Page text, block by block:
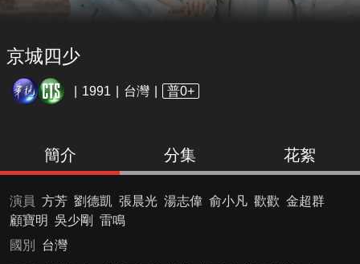
京城四少
1991 台灣 普0+
簡介 分集 花絮
演員 方芳 劉德凱 張晨光 湯志偉 俞小凡 歡歡 金超群
顧寶明
吳少剛
雷鳴
國別
台灣